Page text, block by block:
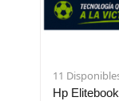
11 Disponibles